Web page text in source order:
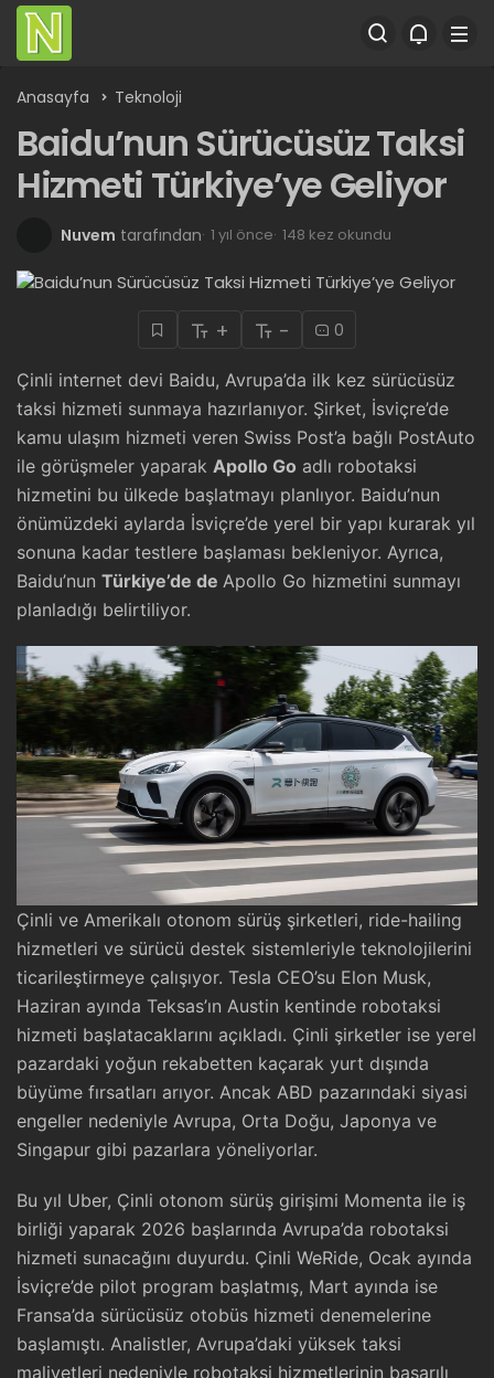
Anasayfa Teknoloji
Baidu’nun Sürücüsüz Taksi
Hizmeti Türkiye’ye Geliyor
Nuvem tarafından 1 yıl önce 148 kez okundu
+ - 0
Çinli internet devi Baidu, Avrupa’da ilk kez sürücüsüz
taksi hizmeti sunmaya hazırlanıyor. Şirket, İsviçre’de
kamu ulaşım hizmeti veren Swiss Post’a bağlı PostAuto
ile görüşmeler yaparak Apollo Go adlı robotaksi
hizmetini bu ülkede başlatmayı planlıyor. Baidu’nun
önümüzdeki aylarda İsviçre’de yerel bir yapı kurarak yıl
sonuna kadar testlere başlaması bekleniyor. Ayrıca,
Baidu’nun Türkiye’de de Apollo Go hizmetini sunmayı
planladığı belirtiliyor.
Çinli ve Amerikalı otonom sürüş şirketleri, ride-hailing
hizmetleri ve sürücü destek sistemleriyle teknolojilerini
ticarileştirmeye çalışıyor. Tesla CEO’su Elon Musk,
Haziran ayında Teksas’ın Austin kentinde robotaksi
hizmeti başlatacaklarını açıkladı. Çinli şirketler ise yerel
pazardaki yoğun rekabetten kaçarak yurt dışında
büyüme fırsatları arıyor. Ancak ABD pazarındaki siyasi
engeller nedeniyle Avrupa, Orta Doğu, Japonya ve
Singapur gibi pazarlara yöneliyorlar.
Bu yıl Uber, Çinli otonom sürüş girişimi Momenta ile iş
birliği yaparak 2026 başlarında Avrupa’da robotaksi
hizmeti sunacağını duyurdu. Çinli WeRide, Ocak ayında
İsviçre’de pilot program başlatmış, Mart ayında ise
Fransa’da sürücüsüz otobüs hizmeti denemelerine
başlamıştı. Analistler, Avrupa’daki yüksek taksi
maliyetleri nedeniyle robotaksi hizmetlerinin başarılı